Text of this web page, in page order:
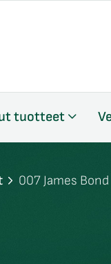
tuotteet
007 James